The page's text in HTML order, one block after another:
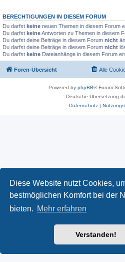
Diese Website nutzt Cookies,
bestmöglichen Komfort bei der
bieten. Mehr erfahren
Verstanden!
BERECHTIGUNGEN IN DIESEM FORUM
Du darfst keine neuen Themen in diesem Forum
Du darfst keineAntworten zu Themen in diesem
Du darfst deine Beiträge in diesem Forum nicht
Du darfst deine Beiträge in diesem Forum nicht
Du darfst keine Dateianhänge in diesem Forum
Foren-Übersicht Alle
Powered by phpBB® Forum
Deutsche Übersetzung
Datenschutz|